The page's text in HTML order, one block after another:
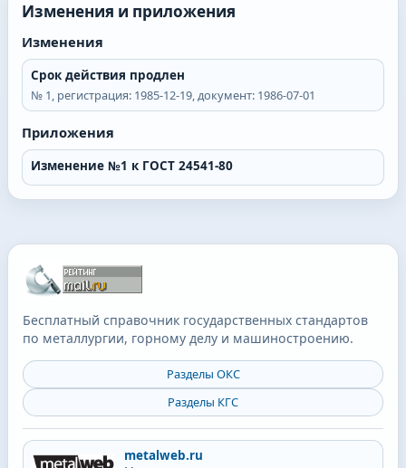
Изменения и приложения
Изменения
Срок действия продлен
№ 1, регистрация: 1985-12-19, документ: 1986-07-01
Приложения
Изменение №1 к ГОСТ 24541-80
Бесплатный справочник государственных стандартов
по металлургии, горному делу и машиностроению.
Разделы ОКС
Разделы КГС
metalweb.ru